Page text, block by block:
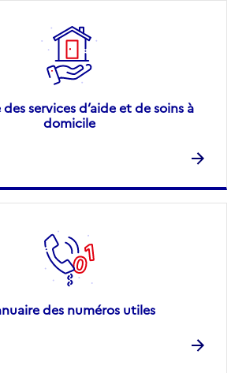
services d’aide et de soins à
domicile
des numéros utiles